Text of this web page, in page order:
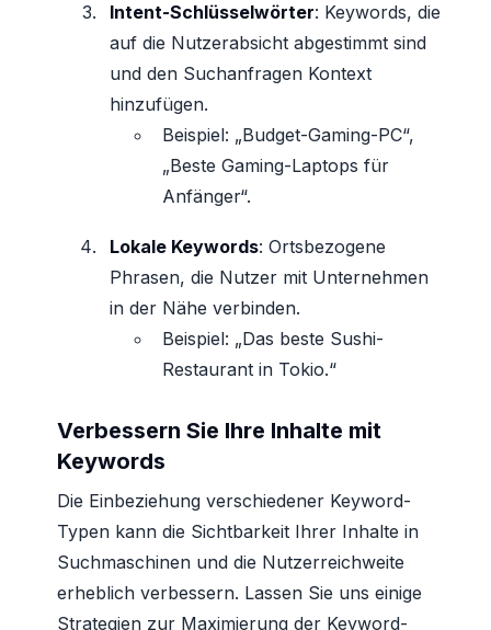
Intent-Schlüsselwörter: Keywords, die
auf die Nutzerabsicht abgestimmt sind
und den Suchanfragen Kontext
hinzufügen.
Beispiel: „Budget-Gaming-PC“,
„Beste Gaming-Laptops für
Anfänger“.
Lokale Keywords: Ortsbezogene
Phrasen, die Nutzer mit Unternehmen
in der Nähe verbinden.
Beispiel: „Das beste Sushi-
Restaurant in Tokio.“
Verbessern Sie Ihre Inhalte mit
Keywords
Die Einbeziehung verschiedener Keyword-
Typen kann die Sichtbarkeit Ihrer Inhalte in
Suchmaschinen und die Nutzerreichweite
erheblich verbessern. Lassen Sie uns einige
Strategien zur Maximierung der Keyword-